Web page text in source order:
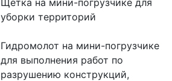
Щётка на мини-погрузчике для
уборки территорий
Гидромолот на мини-погрузчике
для выполнения работ по
разрушению конструкций,